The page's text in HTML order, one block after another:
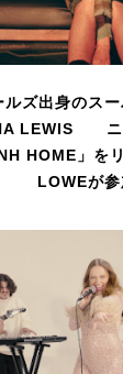
ルズ出身のスー
LEWIS ニ
HOME」を
LOWEが参